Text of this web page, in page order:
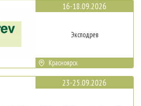
16-18.09.2026
Эксподрев
Красноярск
23-25.09.2026